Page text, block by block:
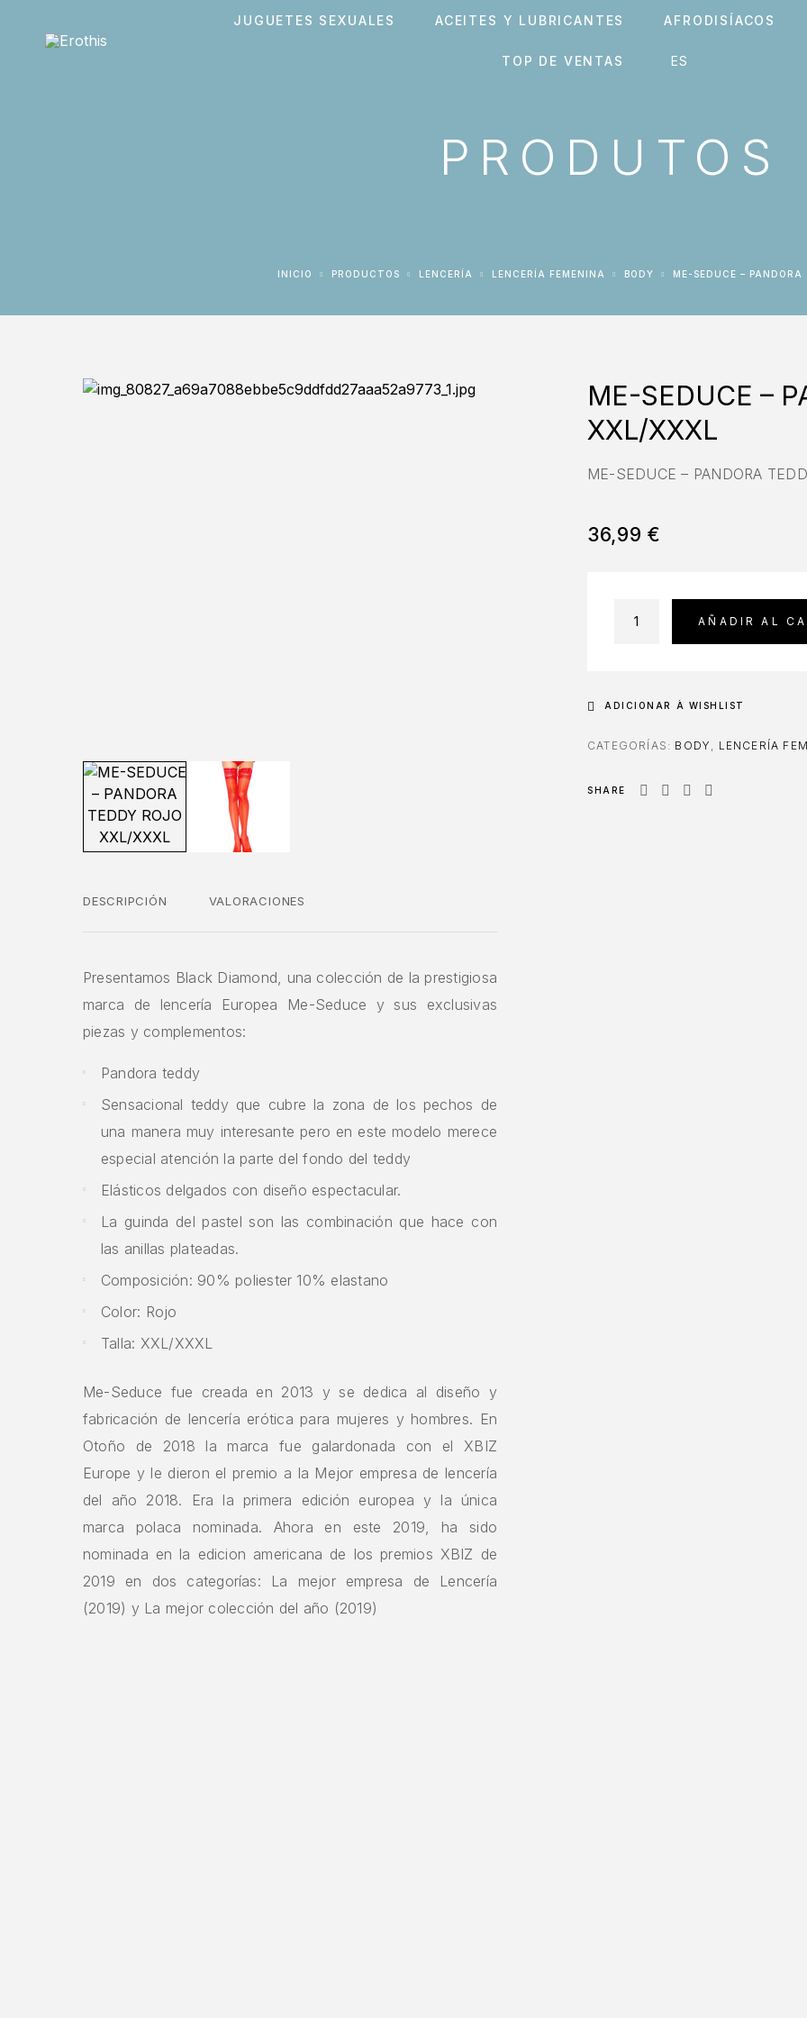
JUGUETES SEXUALES ACEITES Y LUBRICANTES AFRODISÍACOS
TOP DE VENTAS
PRODUTOS
INICIO PRODUCTOS LENCERÍA LENCERÍA FEMENINA BODY ME-SEDUCE –
DESCRIPCIÓN VALORACIONES
Presentamos Black Diamond, una colección de la prestigiosa
marca de lencería Europea Me-Seduce y sus exclusivas
piezas y complementos:
Pandora teddy
Sensacional teddy que cubre la zona de los pechos de
una manera muy interesante pero en este modelo merece
especial atención la parte del fondo del teddy
Elásticos delgados con diseño espectacular.
La guinda del pastel son las combinación que hace con
las anillas plateadas.
Composición: 90% poliester 10% elastano
Color: Rojo
Talla: XXL/XXXL
Me-Seduce fue creada en 2013 y se dedica al diseño y
fabricación de lencería erótica para mujeres y hombres. En
Otoño de 2018 la marca fue galardonada con el XBIZ
Europe y le dieron el premio a la Mejor empresa de lencería
del año 2018. Era la primera edición europea y la única
marca polaca nominada. Ahora en este 2019, ha sido
nominada en la edicion americana de los premios XBIZ de
2019 en dos categorías: La mejor empresa de Lencería
(2019) y La mejor colección del año (2019)
ME-SEDUCE –
XXL/XXXL
ME-SEDUCE – PANDORA
36,99 €
AÑADIR AL
ADICIONAR À WISHLIST
CATEGORÍAS: BODY , LENCERÍA
SHARE